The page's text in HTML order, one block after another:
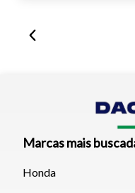
Marcas mais
Honda